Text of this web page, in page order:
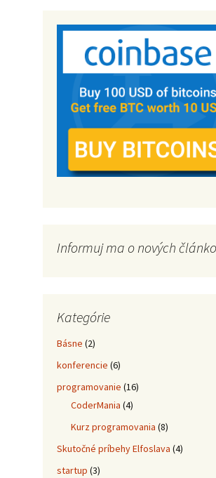
Informuj ma o nových
Kategórie
Básne (2)
konferencie (6)
programovanie (16)
CoderMania (4)
Kurz programovania (8)
Skutočné príbehy Elfoslava (4)
startup (3)